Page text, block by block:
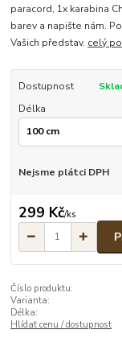
paracord, 1x karabina
barev a napište nám.
Vašich představ. celý
Dostupnost
Délka
Nejsme plátci DPH
299 Kč/ks
Číslo produktu:
Varianta:
Délka:
Hlídat cenu / dostupnost